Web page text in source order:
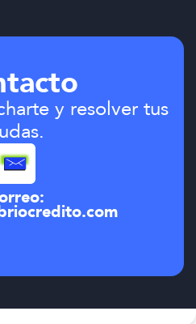
y resolver tus